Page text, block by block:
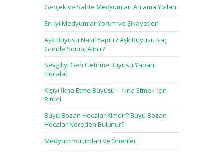
Gerçek ve Sahte Medyumları Anlama Yolları
En İyi Medyumlar Yorum ve Şikayetleri
Aşk Büyüsü Nasıl Yapılır? Aşk Büyüsü Kaç
Günde Sonuç Alınır?
Sevgiliyi Geri Getirme Büyüsü Yapan
Hocalar
Kişiyi İkna Etme Büyüsü – İkna Etmek İçin
Ritüel
Büyü Bozan Hocalar Kimdir? Büyü Bozan
Hocalar Nereden Bulunur?
Medyum Yorumları ve Önerileri